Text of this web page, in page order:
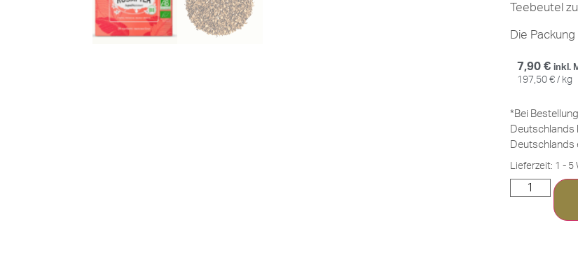
Teebeutel
Die
7,90 € inkl.
197,50 €/ kg
*Bei
Deutschlands
Deutschlands
Lieferzeit: 1 - 5